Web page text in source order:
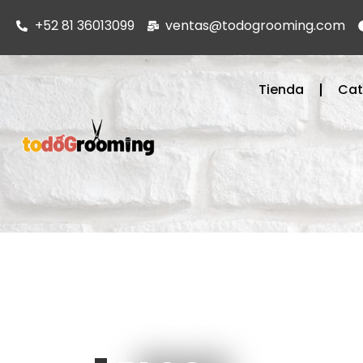
+52 81 36013099 ventas@todogrooming.com
Tienda